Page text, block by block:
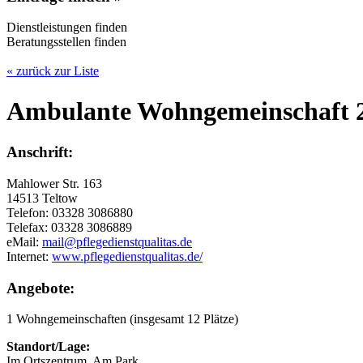
Dienstleistungen finden
Beratungsstellen finden
« zurück zur Liste
Ambulante Wohngemeinschaft
Anschrift:
Mahlower Str. 163
14513 Teltow
Telefon: 03328 3086880
Telefax: 03328 3086889
eMail: mail@pflegedienstqualitas.de
Internet: www.pflegedienstqualitas.de/
Angebote:
1 Wohngemeinschaften (insgesamt 12 Plätze)
Standort/Lage: